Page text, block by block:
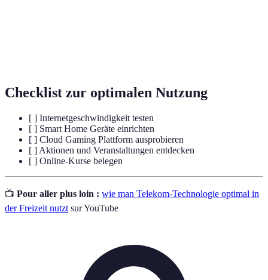
Checklist zur optimalen Nutzung
[ ] Internetgeschwindigkeit testen
[ ] Smart Home Geräte einrichten
[ ] Cloud Gaming Plattform ausprobieren
[ ] Aktionen und Veranstaltungen entdecken
[ ] Online-Kurse belegen
📺 Pour aller plus loin : wie man Telekom-Technologie optimal in
der Freizeit nutzt sur YouTube